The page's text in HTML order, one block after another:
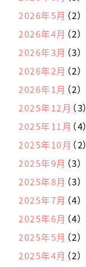
2026年5月 （2）
2026年4月 （2）
2026年3月 （3）
2026年2月 （2）
2026年1月 （2）
2025年12月 （3）
2025年11月 （4）
2025年10月 （2）
2025年9月 （3）
2025年8月 （3）
2025年7月 （4）
2025年6月 （4）
2025年5月 （2）
2025年4月 （2）